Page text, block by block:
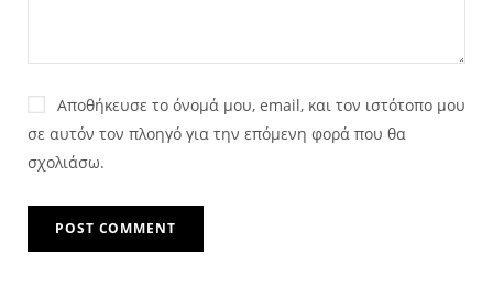
Αποθήκευσε το όνομά μου, email, και τον ιστότοπο μου
σε αυτόν τον πλοηγό για την επόμενη φορά που θα
σχολιάσω.